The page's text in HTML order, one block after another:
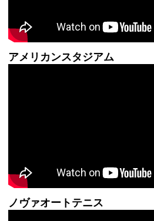
アメリカンスタジアム
ノヴァオートテニス